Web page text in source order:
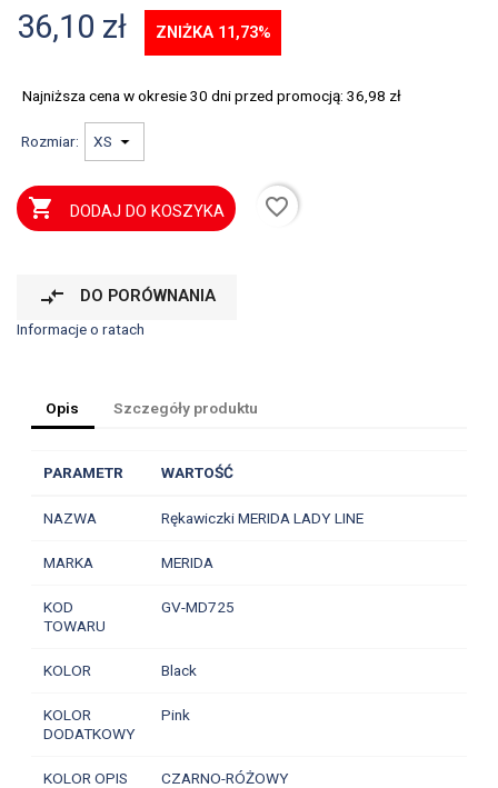
36,10 zł ZNIŻKA 11,73%
Najniższa cena w okresie 30 dni przed promocją: 36,98 zł
Rozmiar:
 DODAJ DO KOSZYKA favorite_border
compare_arrows DO PORÓWNANIA
Informacje o ratach
Opis Szczegóły produktu
PARAMETR WARTOŚĆ
NAZWA Rękawiczki MERIDA LADY LINE
MARKA MERIDA
KOD
TOWARU
GV-MD725
KOLOR Black
KOLOR
DODATKOWY
Pink
KOLOR OPIS CZARNO-RÓŻOWY